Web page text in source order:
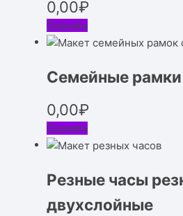
0,00₽
Скачать
Семейные рамки
0,00₽
Скачать
Резные часы
двухслойные